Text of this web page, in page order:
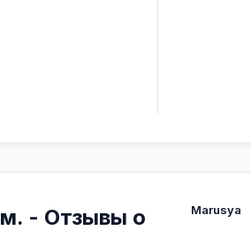
- Отзывы о
Marusya